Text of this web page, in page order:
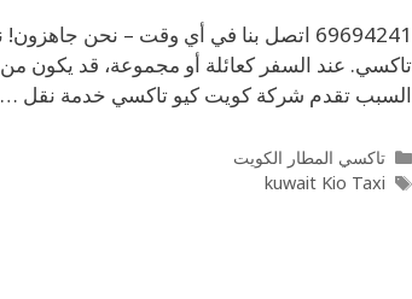
السبب تقدم شركة كويت كيو تاكسي خدمة نقل …
تاكسي المطار الكويت
kuwait Kio Taxi